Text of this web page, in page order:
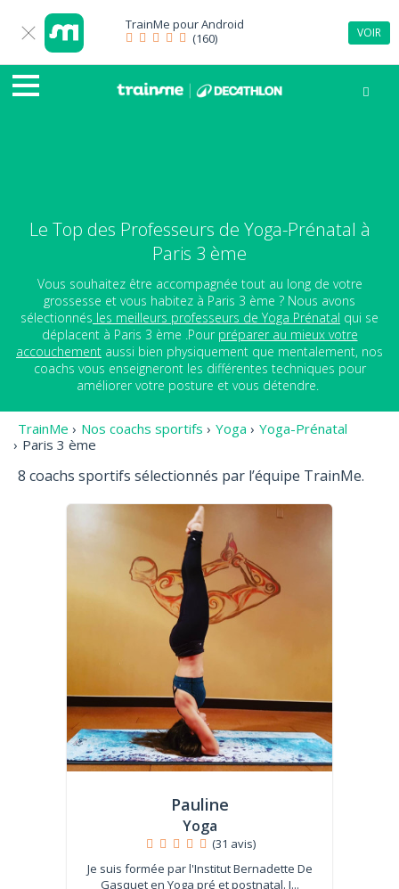
TrainMe pourAndroid
(160)
VOIR
Le Top des Professeurs de Yoga-Prénatal à
Paris 3 ème
Vous souhaitez être accompagnée tout au long de votre
grossesse et vous habitez à Paris 3 ème ? Nous avons
sélectionnés les meilleurs professeurs de Yoga Prénatal qui se
déplacent à Paris 3 ème .Pour préparer au mieux votre
accouchement aussi bien physiquement que mentalement, nos
coachs vous enseigneront les différentes techniques pour
améliorer votre posture et vous détendre.
TrainMe › Nos coachs sportifs › Yoga › Yoga-Prénatal
› Paris 3 ème
8 coachs sportifs sélectionnés par l’équipe TrainMe.
Pauline
Yoga
(31 avis)
Je suis formée par l'Institut Bernadette De
Gasquet en Yoga pré et postnatal. J...